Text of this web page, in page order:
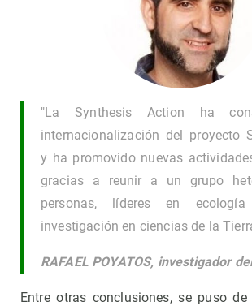
"La Synthesis Action ha
internacionalización del proyecto
y ha promovido nuevas
gracias a reunir a un grupo
personas, líderes en
investigación en ciencias de la
RAFAEL POYATOS, investigador
Entre otras conclusiones, se puso